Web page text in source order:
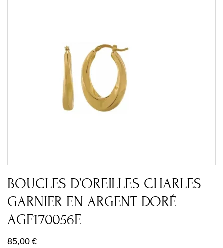
BOUCLES D’OREILLES CHARLES
GARNIER EN ARGENT DORÉ
AGF170056E
85,00€